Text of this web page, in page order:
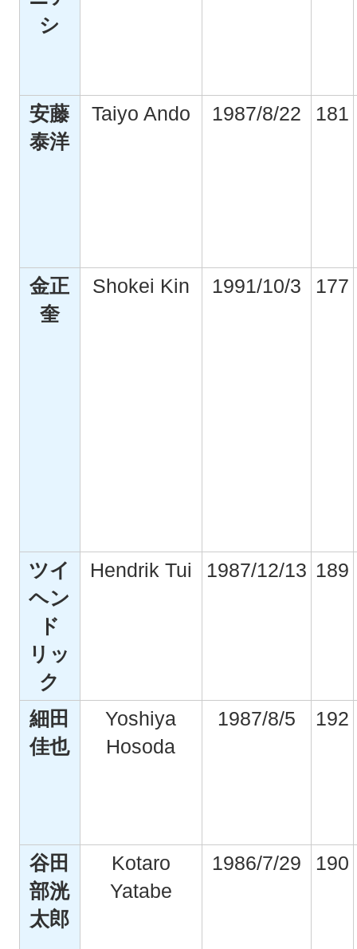
シ
安藤
泰洋
Taiyo Ando 1987/8/22 181
金正
奎
Shokei Kin 1991/10/3 177
ツイ
ヘン
ド
リッ
ク
Hendrik Tui 1987/12/13 189
細田
佳也
Yoshiya
Hosoda
1987/8/5 192
谷田
部洸
太郎
Kotaro
Yatabe
1986/7/29 190